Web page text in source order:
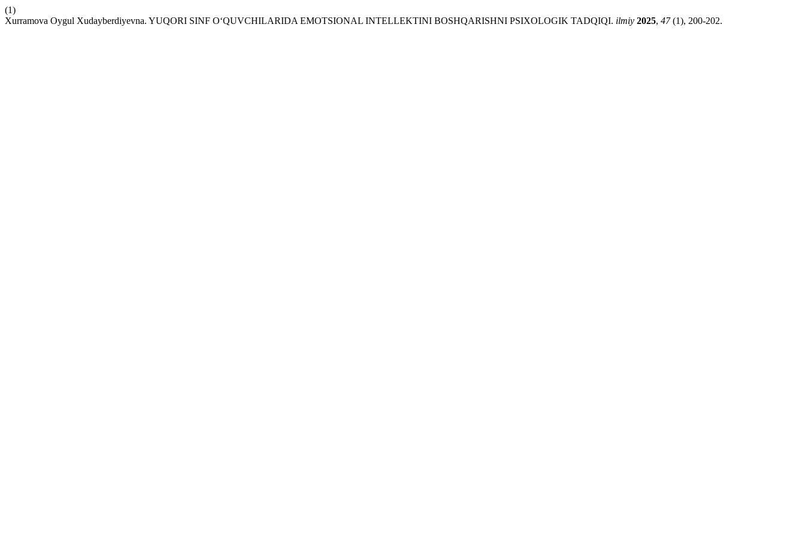
(1)
Xurramova Oygul Xudayberdiyevna. YUQORI SINF O‘QUVCHILARIDA EMOTSIONAL INTELLEKTINI BOSHQARISHNI PSIXOLOGIK TADQIQI. ilmiy 2025, 47(1), 200-202.